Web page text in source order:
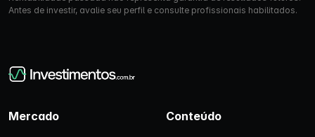
Antes de investir, avalie seu perfil e consulte profissionais habilitados.
Mercado Conteúdo